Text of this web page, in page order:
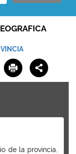
de la provincia,